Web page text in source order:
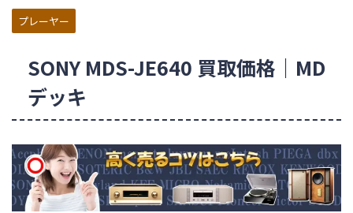
プレーヤー
SONY MDS-JE640 買取価格｜MD
デッキ